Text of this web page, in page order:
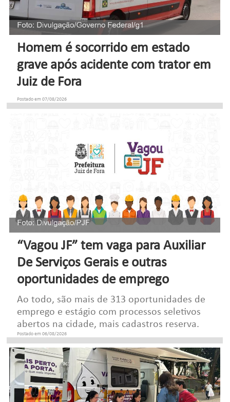
Homem é socorrido em estado
grave após acidente com trator em
Juiz de Fora
Postado em 07/08/2026
“Vagou JF” tem vaga para Auxiliar
De Serviços Gerais e outras
oportunidades de emprego
Ao todo, são mais de 313 oportunidades de
emprego e estágio com processos seletivos
abertos na cidade, mais cadastros reserva.
Postado em 06/08/2026